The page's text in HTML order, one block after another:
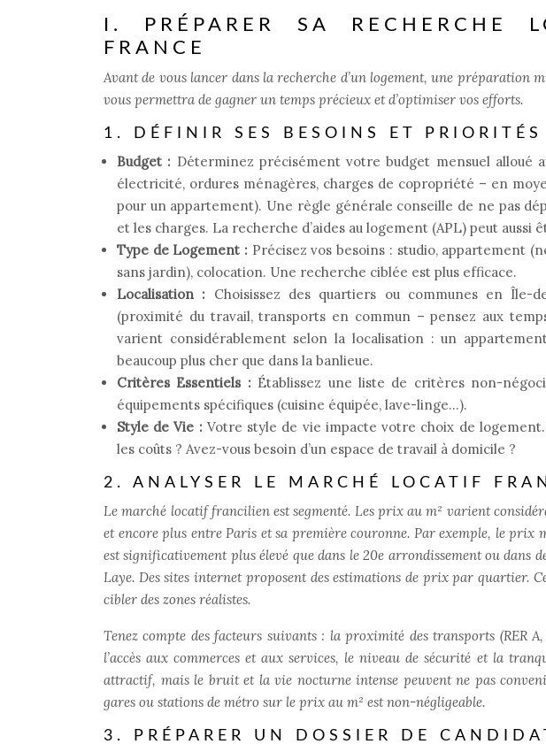
I. PRÉPARER SA RECHERCHE
FRANCE
Avant de vous lancer dans la recherche d’un logement, une préparation
vous permettra de gagner un temps précieux et d’optimiser vos efforts.
1. DÉFINIR SES BESOINS ET PRIORITÉS
Budget : Déterminez précisément votre budget mensuel alloué
électricité, ordures ménagères, charges de copropriété – en
pour un appartement). Une règle générale conseille de ne pas
et les charges. La recherche d’aides au logement (APL) peut aussi
Type de Logement : Précisez vos besoins : studio, appartement
sans jardin), colocation. Une recherche ciblée est plus efficace.
Localisation : Choisissez des quartiers ou communes en Île-
(proximité du travail, transports en commun – pensez aux
varient considérablement selon la localisation : un
beaucoup plus cher que dans la banlieue.
Critères Essentiels : Établissez une liste de critères non-
équipements spécifiques (cuisine équipée, lave-linge…).
Style de Vie : Votre style de vie impacte votre choix de
les coûts ? Avez-vous besoin d’un espace de travail à domicile ?
2. ANALYSER LE MARCHÉ LOCATIF
Le marché locatif francilien est segmenté. Les prix au m² varient
et encore plus entre Paris et sa première couronne. Par exemple, le prix
est significativement plus élevé que dans le 20e arrondissement ou dans
Laye. Des sites internet proposent des estimations de prix par quartier.
cibler des zones réalistes.
Tenez compte des facteurs suivants : la proximité des transports (RER
l’accès aux commerces et aux services, le niveau de sécurité et la
attractif, mais le bruit et la vie nocturne intense peuvent ne pas
gares ou stations de métro sur le prix au m² est non-négligeable.
3. PRÉPARER UN DOSSIER DE